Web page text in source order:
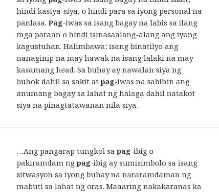
hindi kasiya-siya, o hindi para sa iyong personal na
panlasa.Pag-iwas sa isang bagay na labis sa ilang
mga paraan o hindi isinasaalang-alang ang iyong
kagustuhan. Halimbawa: isang binatilyo ang
nanaginip na may hawak na isang lalaki na may
kasamang head. Sa buhay ay nawalan siya ng
buhok dahil sa sakit atpag-iwas na sabihin ang
anumang bagay sa lahat ng halaga dahil natakot
siya na pinagtatawanan nila siya.
…Ang pangarap tungkol sapag-ibig o
pakiramdam ngpag-ibig ay sumisimbolo sa isang
sitwasyon sa iyong buhay na nararamdaman ng
mabuti sa lahat ng oras. Maaaring nakakaranas ka